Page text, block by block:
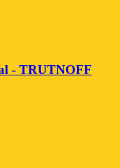
- TRUTNOFF